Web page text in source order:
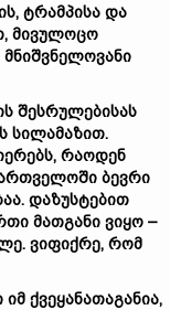
ტრამპისა და
მივულოცო
შესრულებისას
სილამაზით.
რაოდენ
ბევრი
დაზუსტებით
მათგანი ვიყო –
ვიფიქრე, რომ
ქვეყანათაგანია,